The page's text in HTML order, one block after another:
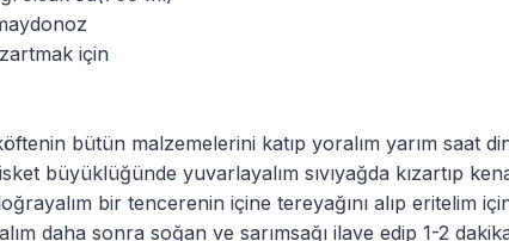
için
bütün malzemelerini katıp yoralım yarım saat
büyüklüğünde yuvarlayalım sıvıyağda kızartıp
bir tencerenin içine tereyağını alıp eritelim
daha sonra soğan ve sarımsağı ilave edip 1-2